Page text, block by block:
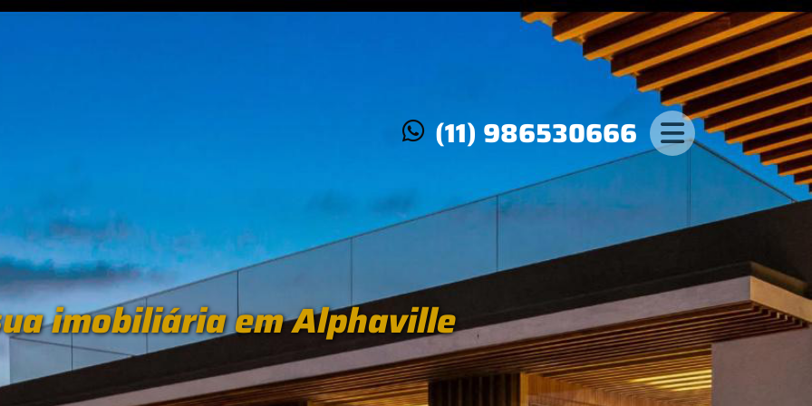
(11) 986530666
imobiliária em Alphaville